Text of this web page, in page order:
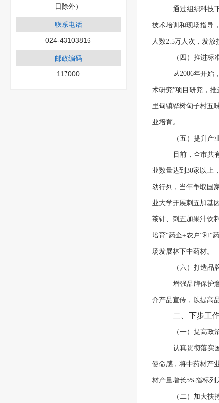
日除外）
联系电话
024-43103816
邮政编码
117000
通过组织科技
技术培训和现场指导
人数2.5万人次，发放
（四）推进标
从2006年开始
术研究”项目研究，
里甸镇铧树甸子村五
业培育。
（五）提升产
目前，全市共
业数量达到30家以上
动行列，当年争取国
业大学开展刺五加基
茶针、刺五加果汁饮
培育“药企+农户”和“
场发展林下中药材。
（六）打造品
增强品牌保护
介产品宣传，以提高
二、下步工
（一）提高政
认真贯彻落实
使命感，将中药材产
材产量增长5%指标列
（二）加大扶